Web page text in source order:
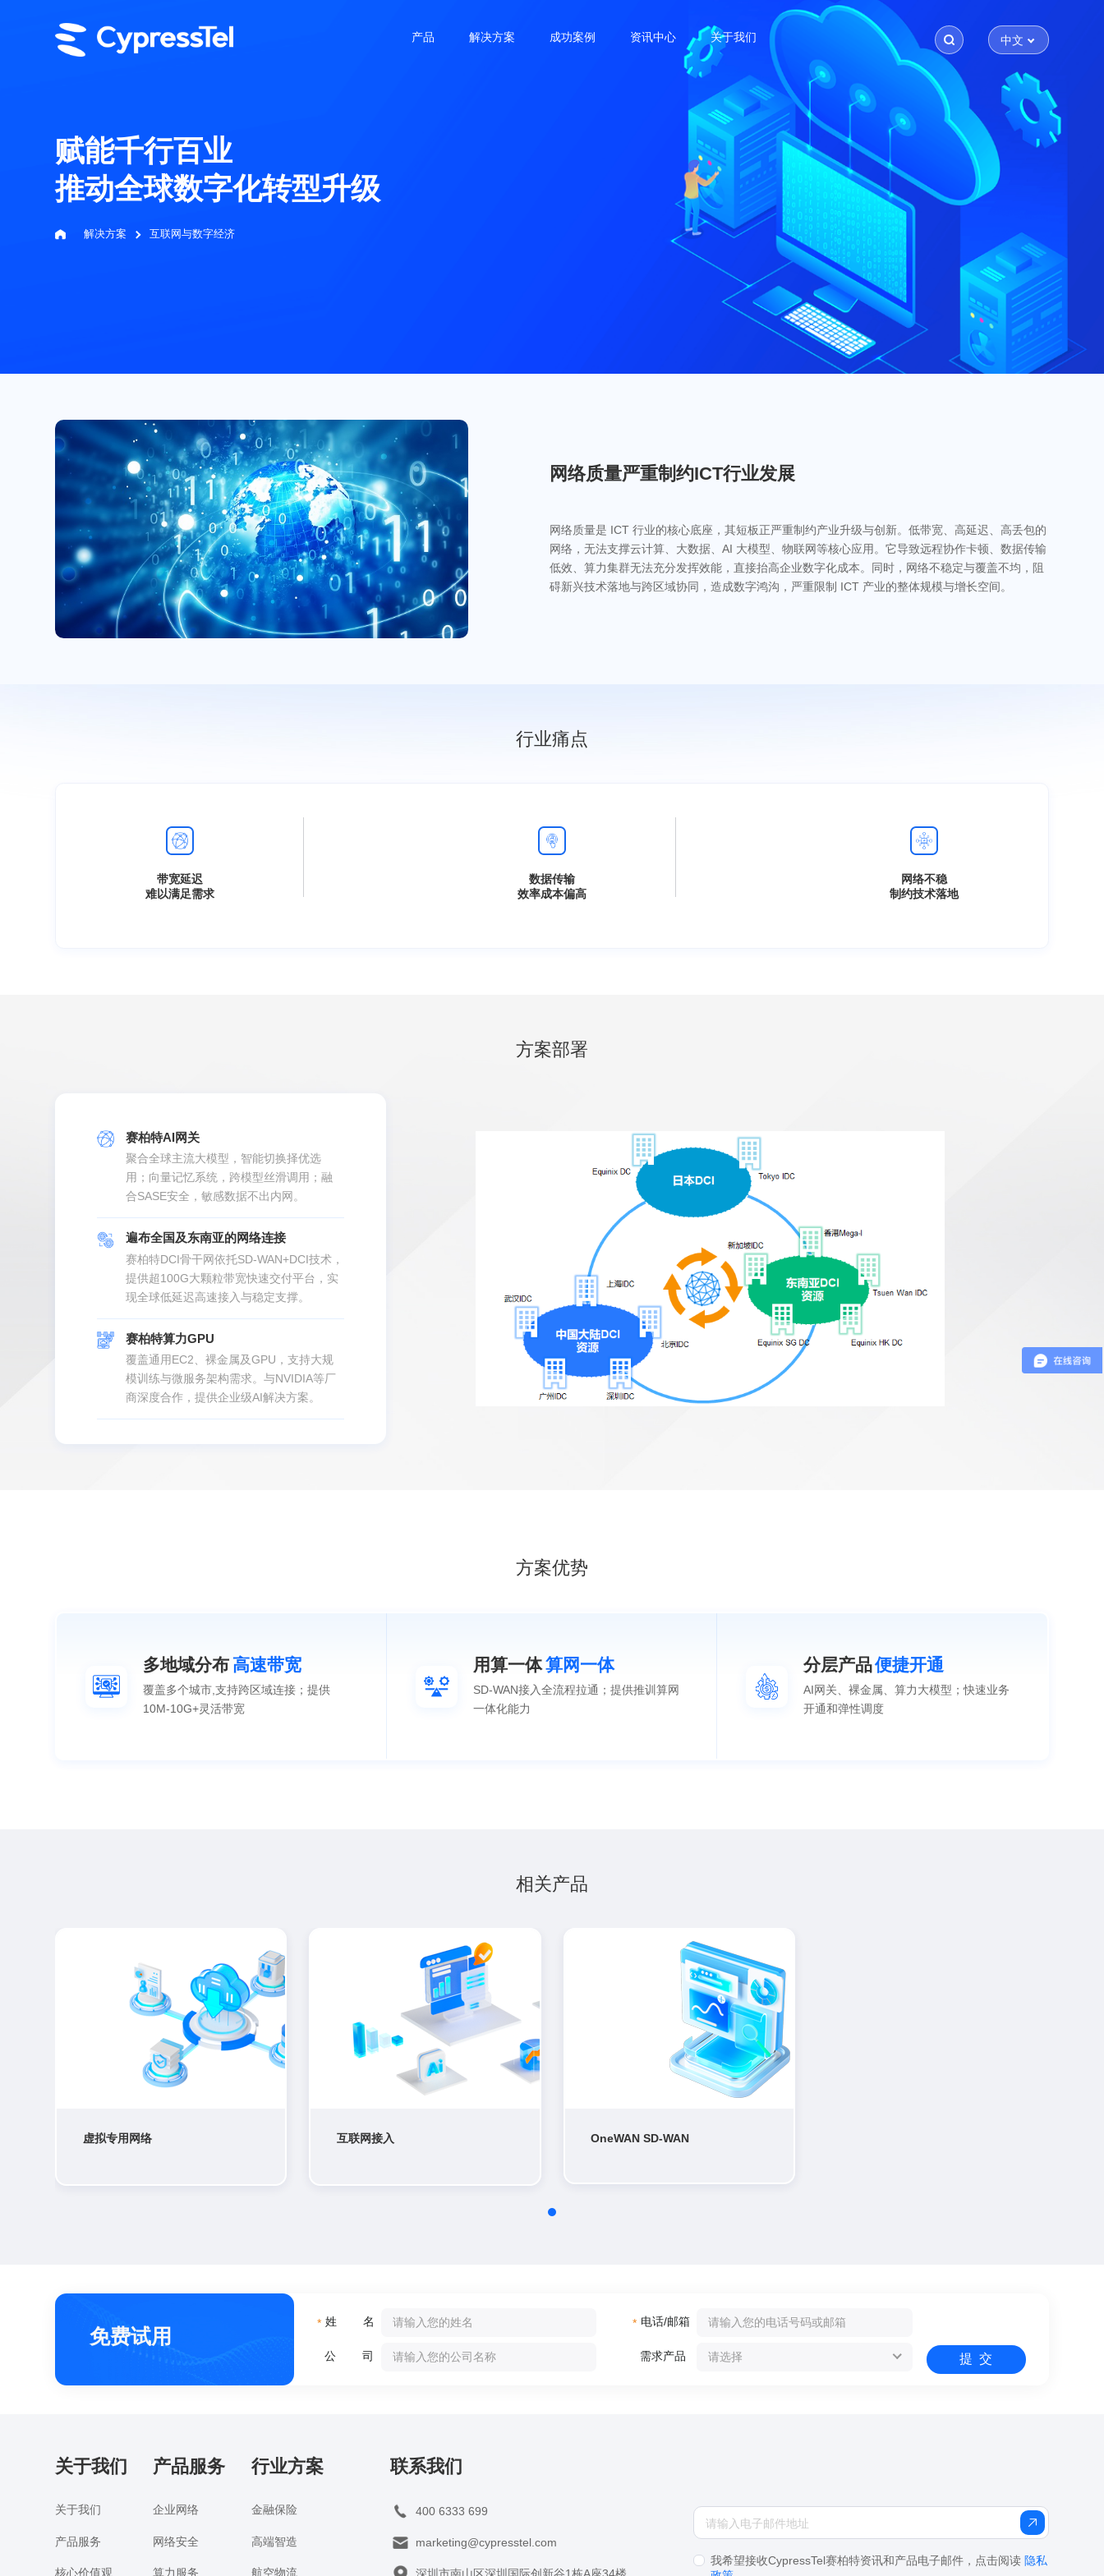
产品 解决方案 成功案例 资讯中心 关于我们 中文
赋能千行百业
推动全球数字化转型升级
解决方案 互联网与数字经济
网络质量严重制约ICT行业发展
网络质量是 ICT 行业的核心底座，其短板正严重制约产业升级与创新。低带宽、高延迟、高丢包的
网络，无法支撑云计算、大数据、AI 大模型、物联网等核心应用。它导致远程协作卡顿、数据传输
低效、算力集群无法充分发挥效能，直接抬高企业数字化成本。同时，网络不稳定与覆盖不均，阻
碍新兴技术落地与跨区域协同，造成数字鸿沟，严重限制 ICT 产业的整体规模与增长空间。
行业痛点
带宽延迟
难以满足需求
数据传输
效率成本偏高
网络不稳
制约技术落地
方案部署
赛柏特AI网关
聚合全球主流大模型，智能切换择优选
用；向量记忆系统，跨模型丝滑调用；融
合SASE安全，敏感数据不出内网。
遍布全国及东南亚的网络连接
赛柏特DCI骨干网依托SD-WAN+DCI技术，
提供超100G大颗粒带宽快速交付平台，实
现全球低延迟高速接入与稳定支撑。
赛柏特算力GPU
覆盖通用EC2、裸金属及GPU，支持大规
模训练与微服务架构需求。与NVIDIA等厂
商深度合作，提供企业级AI解决方案。
方案优势
多地域分布高速带宽
覆盖多个城市,支持跨区域连接；提供
10M-10G+灵活带宽
用算一体算网一体
SD-WAN接入全流程拉通；提供推训算网
一体化能力
分层产品便捷开通
AI网关、裸金属、算力大模型；快速业务
开通和弹性调度
相关产品
虚拟专用网络 互联网接入 OneWAN SD-WAN
免费试用
* 姓 名 * 电话/邮箱
公 司 需求产品
关于我们
关于我们
产品服务
核心价值观
产品服务
企业网络
网络安全
算力服务
行业方案
金融保险
高端智造
航空物流
联系我们
400 6333 699
marketing@cypresstel.com
我希望接收CypressTel赛柏特资讯和产品电子邮件，点击阅读 隐私